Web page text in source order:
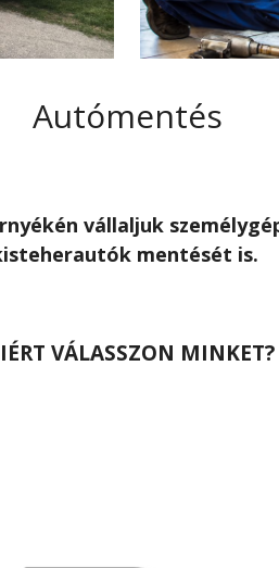
Autómentés
vállaljuk
mentését is.
VÁLASSZON MINKET?